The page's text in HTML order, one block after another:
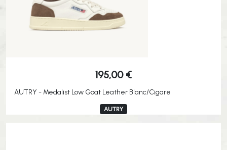
195,00 €
AUTRY - Medalist Low Goat Leather Blanc/Cigare
AUTRY